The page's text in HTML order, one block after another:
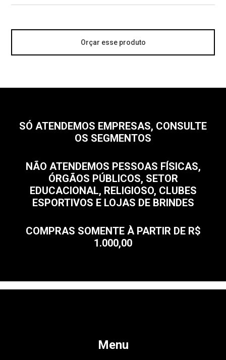
Orçar esse produto
SÓ ATENDEMOS EMPRESAS, CONSULTE
OS SEGMENTOS
NÃO ATENDEMOS PESSOAS FÍSICAS,
ÓRGÃOS PÚBLICOS, SETOR
EDUCACIONAL, RELIGIOSO, CLUBES
ESPORTIVOS E LOJAS DE BRINDES
COMPRAS SOMENTE À PARTIR DE R$
1.000,00
Menu